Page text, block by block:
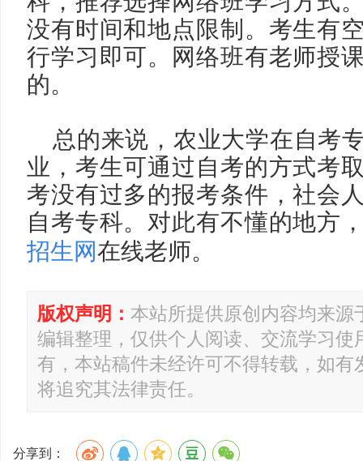
没有时间和地点限制。考生有
行学习即可。网络班有老师授
的。
总的来说，农业大学在自考
业，考生可通过自考的方式考
考没有过多的报考条件，社会
自考专科。对此有不懂的地方
招生网在线老师。
版权声明： 本站所提供原创内容均来源
编辑整理，仅供个人阅读、交流学习使
有，本站稿件未经许可不得转载，如有
将追究其法律责任。
分享到：